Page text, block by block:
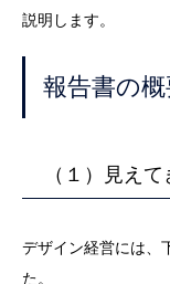
説明します。
報告書の概
（１）見え
デザイン経営には、
た。